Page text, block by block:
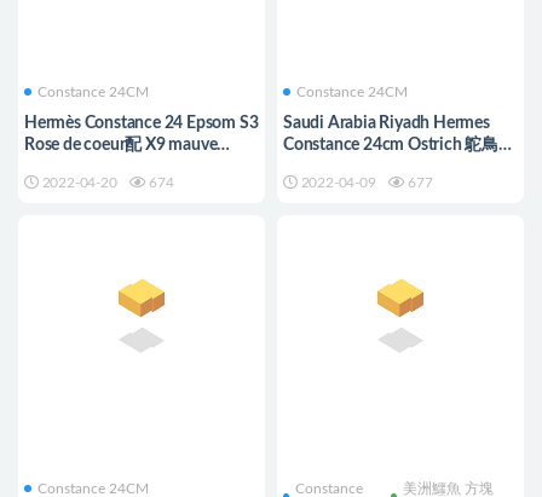
Constance 24CM
Hermès Constance 24 Epsom S3
Rose de coeur配 X9 mauve
2022-04-20 674
Constance 24CM
Saudi Arabia Riyadh Hermes
Constance 24cm Ostrich 鴕鳥皮
2022-04-09 677
Constance 24CM
Constance
美洲鱷魚 方塊